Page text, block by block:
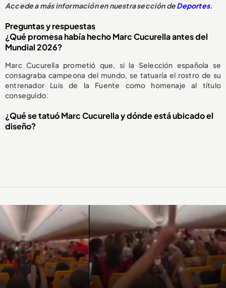
Accede a más información en nuestra sección deDeportes.
Preguntas y respuestas
¿Qué promesa había hecho Marc Cucurella antes del
Mundial 2026?
Marc Cucurella prometió que, si la Selección española se
consagraba campeona del mundo, se tatuaría el rostro de su
entrenador Luis de la Fuente como homenaje al título
conseguido.
¿Qué se tatuó Marc Cucurella y dónde está ubicado el
diseño?